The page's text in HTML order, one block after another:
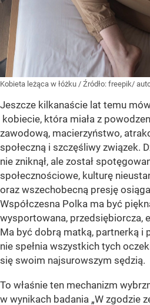
Kobieta leżąca w łóżku / Źródło: freepik/
Jeszcze kilkanaście lat temu
kobiecie, która miała z
zawodową, macierzyństwo,
społeczną i szczęśliwy związek.
nie zniknął, ale został
społecznościowe, kulturę
oraz wszechobecną presję
Współczesna Polka ma być
wysportowana, przedsiębiorcza,
Ma być dobrą matką, partnerką i
nie spełnia wszystkich tych
się swoim najsurowszym sędzią.
To właśnie ten mechanizm
w wynikach badania „W zgodzie